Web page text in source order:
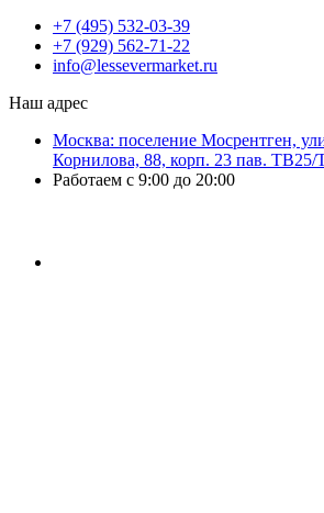
+7 (495) 532-03-39
+7 (929) 562-71-22
info@lessevermarket.ru
Наш адрес
Москва: поселение Мосрентген,
Корнилова, 88, корп. 23 пав. ТВ25/
Работаем с 9:00 до 20:00